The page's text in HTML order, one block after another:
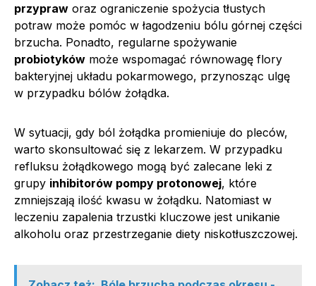
przypraw oraz ograniczenie spożycia tłustych
potraw może pomóc w łagodzeniu bólu górnej części
brzucha. Ponadto, regularne spożywanie
probiotyków może wspomagać równowagę flory
bakteryjnej układu pokarmowego, przynosząc ulgę
w przypadku bólów żołądka.
W sytuacji, gdy ból żołądka promieniuje do pleców,
warto skonsultować się z lekarzem. W przypadku
refluksu żołądkowego mogą być zalecane leki z
grupy inhibitorów pompy protonowej, które
zmniejszają ilość kwasu w żołądku. Natomiast w
leczeniu zapalenia trzustki kluczowe jest unikanie
alkoholu oraz przestrzeganie diety niskotłuszczowej.